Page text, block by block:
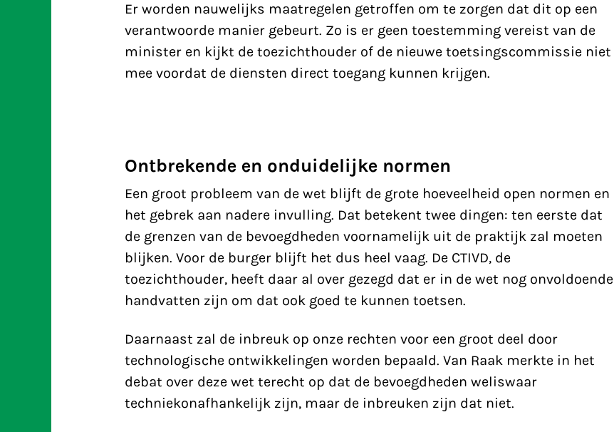
Er worden nauwelijks maatregelen getroffen om te zorgen dat dit op een
verantwoorde manier gebeurt. Zo is er geen toestemming vereist van de
minister en kijkt de toezichthouder of de nieuwe toetsingscommissie niet
mee voordat de diensten direct toegang kunnen krijgen.
Ontbrekende en onduidelijke normen
Een groot probleem van de wet blijft de grote hoeveelheid open normen en
het gebrek aan nadere invulling. Dat betekent twee dingen: ten eerste dat
de grenzen van de bevoegdheden voornamelijk uit de praktijk zal moeten
blijken. Voor de burger blijft het dus heel vaag. De CTIVD, de
toezichthouder, heeft daar al over gezegd dat er in de wet nog onvoldoende
handvatten zijn om dat ook goed te kunnen toetsen.
Daarnaast zal de inbreuk op onze rechten voor een groot deel door
technologische ontwikkelingen worden bepaald. Van Raak merkte in het
debat over deze wet terecht op dat de bevoegdheden weliswaar
techniekonafhankelijk zijn, maar de inbreuken zijn dat niet.